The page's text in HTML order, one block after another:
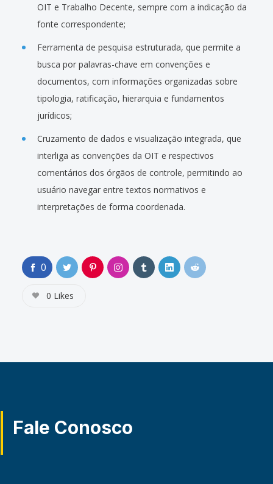
OIT e Trabalho Decente, sempre com a indicação da
fonte correspondente;
Ferramenta de pesquisa estruturada, que permite a
busca por palavras-chave em convenções e
documentos, com informações organizadas sobre
tipologia, ratificação, hierarquia e fundamentos
jurídicos;
Cruzamento de dados e visualização integrada, que
interliga as convenções da OIT e respectivos
comentários dos órgãos de controle, permitindo ao
usuário navegar entre textos normativos e
interpretações de forma coordenada.
0
0 Likes
Fale Conosco